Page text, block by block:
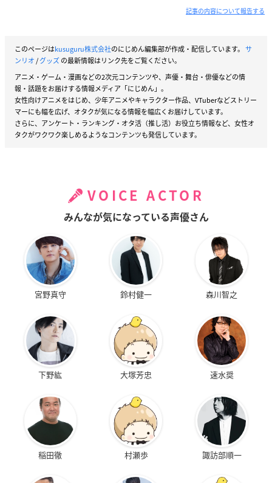
記事の内容について報告する
このページはkusuguru株式会社のにじめん編集部が作成・配信しています。 サ
ンリオ/グッズの最新情報はリンク先をご覧ください。
アニメ・ゲーム・漫画などの2次元コンテンツや、声優・舞台・俳優などの情
報・話題をお届けする情報メディア「にじめん」。
女性向けアニメをはじめ、少年アニメやキャラクター作品、VTuberなどストリー
マーにも幅を広げ、オタクが気になる情報を幅広くお届けしています。
さらに、アンケート・ランキング・オタ活（推し活）お役立ち情報など、女性オ
タクがワクワク楽しめるようなコンテンツも発信しています。
VOICE ACTOR
みんなが気になっている声優さん
宮野真守 鈴村健一 森川智之
下野紘 大塚芳忠 速水奨
稲田徹 村瀬歩 諏訪部順一